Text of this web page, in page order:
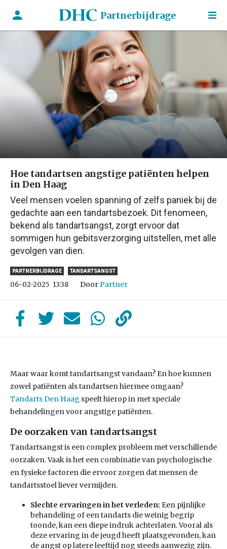
Partnerbijdrage
Hoe tandartsen angstige patiënten helpen
in Den Haag
Veel mensen voelen spanning of zelfs paniek bij de
gedachte aan een tandartsbezoek. Dit fenomeen,
bekend als tandartsangst, zorgt ervoor dat
sommigen hun gebitsverzorging uitstellen, met alle
gevolgen van dien.
PARTNERBIJDRAGE TANDARTSANGST
06-02-2025 13:38 DoorPartner
Maar waar komt tandartsangst vandaan? En hoe kunnen
zowel patiënten als tandartsen hiermee omgaan?
Tandarts Den Haag speelt hierop in met speciale
behandelingen voor angstige patiënten.
De oorzaken van tandartsangst
Tandartsangst is een complex probleem met verschillende
oorzaken. Vaak is het een combinatie van psychologische
en fysieke factoren die ervoor zorgen dat mensen de
tandartsstoel liever vermijden.
Slechte ervaringen in het verleden: Een pijnlijke
behandeling of een tandarts die weinig begrip
toonde, kan een diepe indruk achterlaten. Vooral als
deze ervaring in de jeugd heeft plaatsgevonden, kan
de angst op latere leeftijd nog steeds aanwezig zijn.